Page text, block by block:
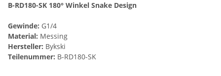
B-RD180-SK 180° Winkel Snake Design
Gewinde: G1/4
Material: Messing
Hersteller: Bykski
Teilenummer: B-RD180-SK